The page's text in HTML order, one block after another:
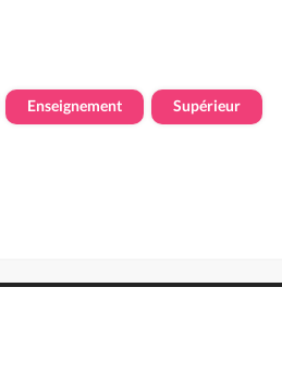
Enseignement Supérieur